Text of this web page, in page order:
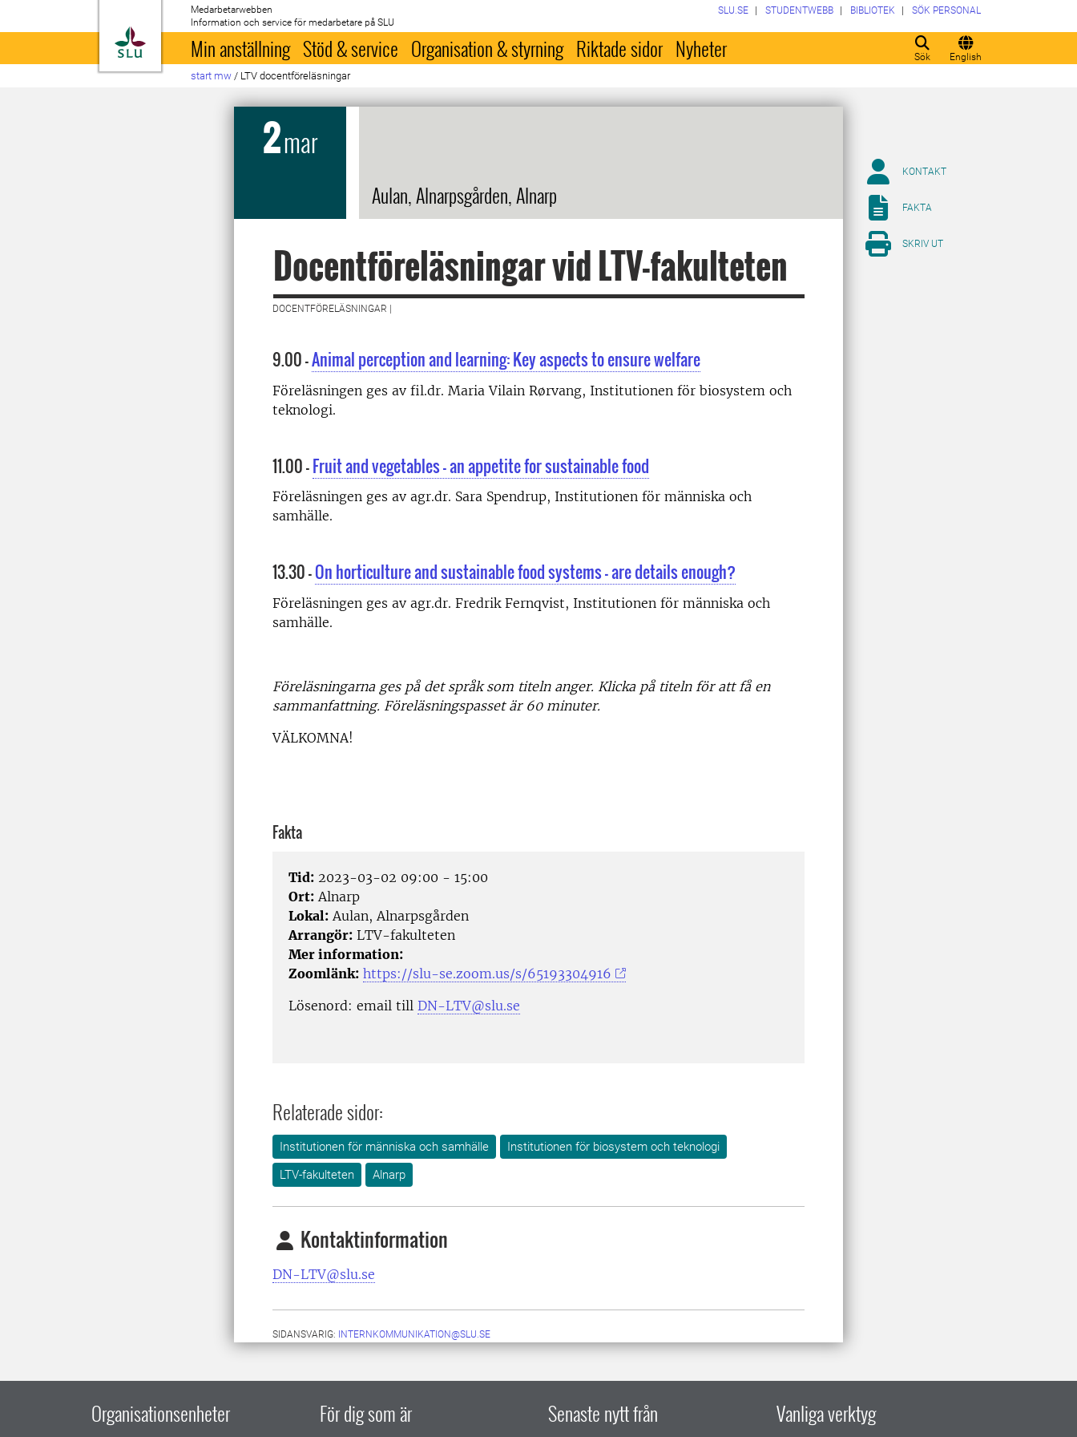
Till startsida
Medarbetarwebben
Information och service för medarbetare på SLU
Sök English
SLU.SE STUDENTWEBB BIBLIOTEK SÖK PERSONAL
Min anställning Stöd & service Organisation & styrning Riktade sidor Nyheter
start mw / LTV docentföreläsningar
2mar
Aulan, Alnarpsgården, Alnarp
Docentföreläsningar vid LTV-fakulteten
DOCENTFÖRELÄSNINGAR |
9.00 –Animal perception and learning: Key aspects to ensure welfare
Föreläsningen ges av fil.dr. Maria Vilain Rørvang, Institutionen för biosystem och
teknologi.
11.00 –Fruit and vegetables - an appetite for sustainable food
Föreläsningen ges av agr.dr. Sara Spendrup, Institutionen för människa och
samhälle.
13.30 –On horticulture and sustainable food systems – are details enough?
Föreläsningen ges av agr.dr. Fredrik Fernqvist, Institutionen för människa och
samhälle.
Föreläsningarna ges på det språk som titeln anger. Klicka på titeln för att få en
sammanfattning. Föreläsningspasset är 60 minuter.
VÄLKOMNA!
Fakta
Tid: 2023-03-02 09:00 - 15:00
Ort: Alnarp
Lokal: Aulan, Alnarpsgården
Arrangör: LTV-fakulteten
Mer information:
Zoomlänk: https://slu-se.zoom.us/s/65193304916
Lösenord: email till DN-LTV@slu.se
Relaterade sidor:
Institutionen för människa och samhälle
Institutionen för biosystem och teknologi
LTV-fakulteten
Alnarp
Kontaktinformation
DN-LTV@slu.se
SIDANSVARIG: INTERNKOMMUNIKATION@SLU.SE
KONTAKT
FAKTA
SKRIV UT
Organisationsenheter För dig som är Senaste nytt från Vanliga verktyg